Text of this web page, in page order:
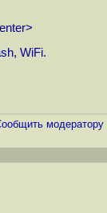
WiFi.
модератору